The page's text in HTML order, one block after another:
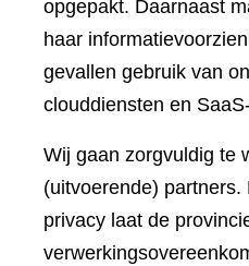
opgepakt. Daarnaast
haar
gevallen gebruik van
clouddiensten en
Wij gaan zorgvuldig te
(uitvoerende) partners.
privacy laat de